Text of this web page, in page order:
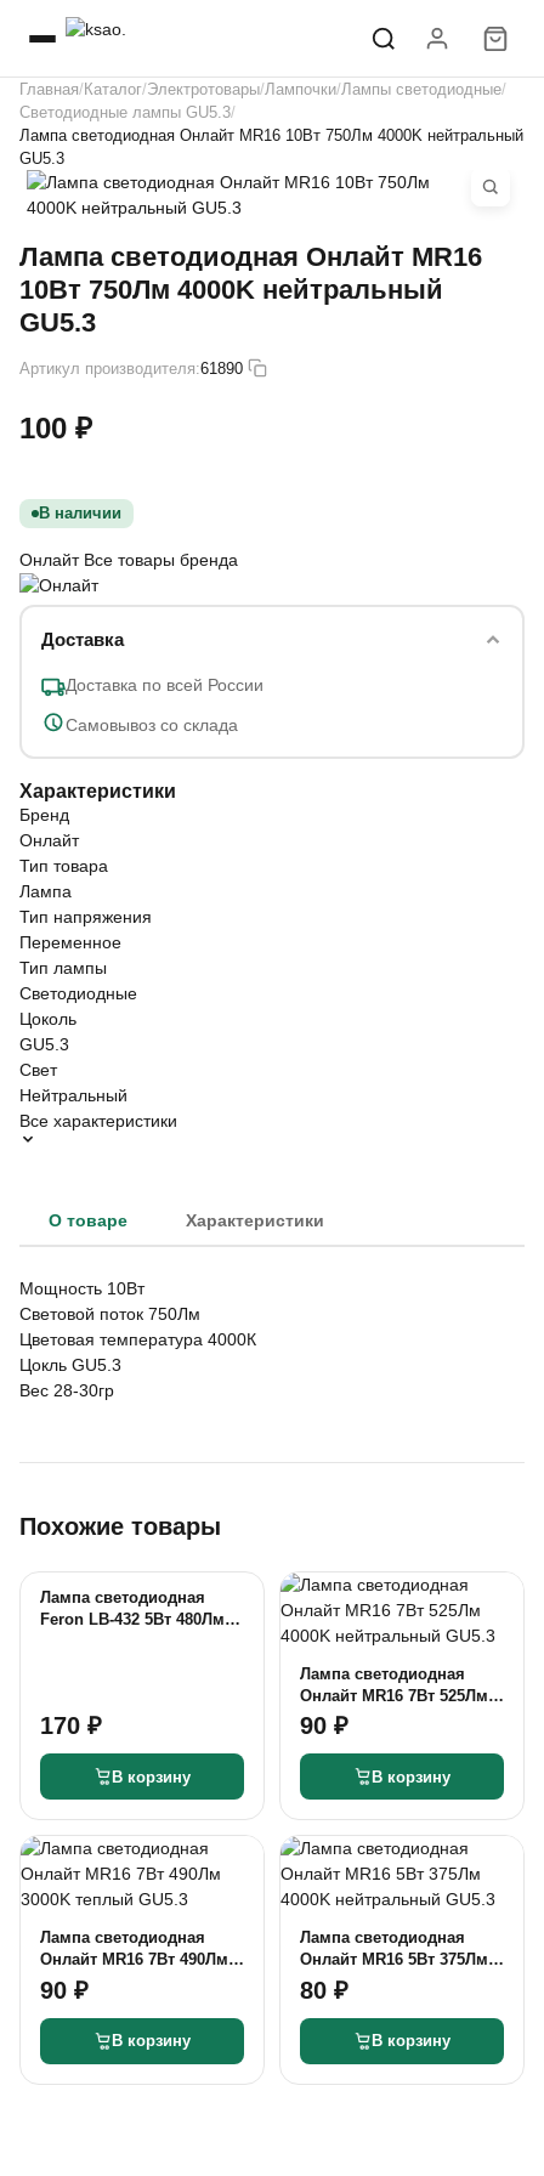
Главная Каталог Электротовары Лампочки Лампы светодиодные
Светодиодные лампы GU5.3
Лампа светодиодная Онлайт MR16 10Вт 750Лм 4000K нейтральный
GU5.3
Лампа светодиодная Онлайт MR16
10Вт 750Лм 4000K нейтральный
GU5.3
Артикул производителя:61890
100 ₽
В наличии
Онлайт Все товары бренда
Доставка
Доставка по всей России
Самовывоз со склада
Характеристики
Бренд
Онлайт
Тип товара
Лампа
Тип напряжения
Переменное
Тип лампы
Светодиодные
Цоколь
GU5.3
Свет
Нейтральный
Все характеристики
О товаре Характеристики
Мощность 10Вт
Световой поток 750Лм
Цветовая температура 4000К
Цокль GU5.3
Вес 28-30гр
Похожие товары
Лампа светодиодная
Feron LB-432 5Вт 480Лм
170 ₽
В корзину
Лампа светодиодная
Онлайт MR16 7Вт 525Лм
4000K нейтральный
GU5.3
90 ₽
В корзину
Лампа светодиодная
Онлайт MR16 7Вт 490Лм
3000K теплый GU5.3
90 ₽
В корзину
Лампа светодиодная
Онлайт MR16 5Вт 375Лм
4000K нейтральный
GU5.3
80 ₽
В корзину